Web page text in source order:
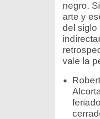
negro.
arte y
del siglo
vale la